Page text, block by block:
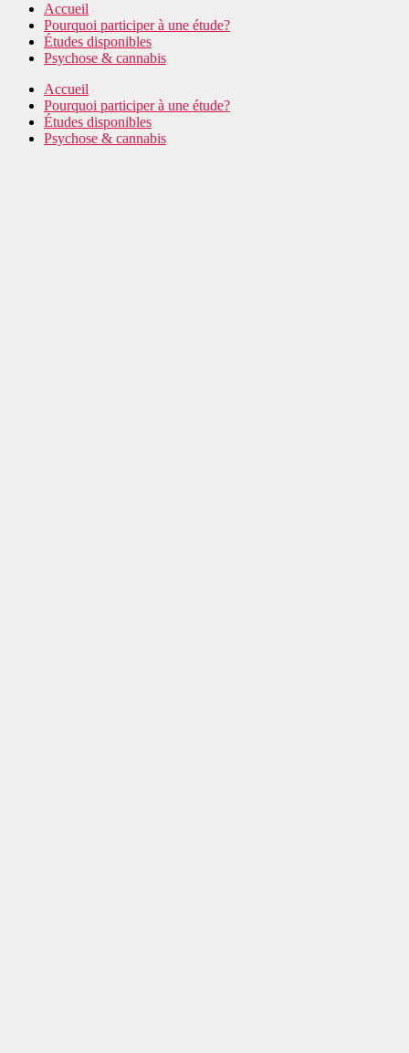
Accueil
Pourquoi participer à une étude?
Études disponibles
Psychose & cannabis
Accueil
Pourquoi participer à une étude?
Études disponibles
Psychose & cannabis